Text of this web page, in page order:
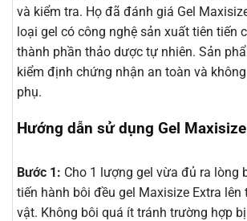
và kiểm tra. Họ đã đánh giá Gel
loại gel có công nghệ sản xuất tiên tiến
thành phần thảo dược tự nhiên. Sản
kiểm định chứng nhận an toàn và
phụ.
Hướng dẫn sử dụng Gel
Bước 1: Cho 1 lượng gel vừa đủ ra lòng
tiến hành bôi đều gel Maxisize Extra lên
vật. Không bôi quá ít tránh trường hợp